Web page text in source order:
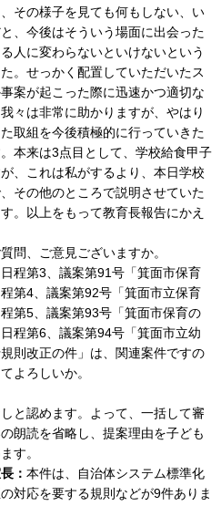
その様子を見ても何もしない、い
、今後はそういう場面に出会った
人に変わらないといけないという
。せっかく配置していただいたス
案が起こった際に迅速かつ適切な
々は非常に助かりますが、やはり
取組を今後積極的に行っていきた
本来は3点目として、学校給食甲子
、これは私がするより、本日学校
その他のところで説明させていた
。以上をもって教育長報告にかえ
問、ご意見ございますか。
日程第3、議案第91号「箕面市保育
第4、議案第92号「箕面市立保育
第5、議案第93号「箕面市保育の
程第6、議案第94号「箕面市立幼
則改正の件」は、関連案件ですの
よろしいか。
と認めます。よって、一括して審
朗読を省略し、提案理由を子ども
す。
： 本件は、自治体システム標準化
対応を要する規則などが9件ありま